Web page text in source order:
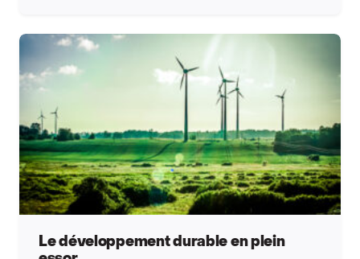
Le développement durable en plein